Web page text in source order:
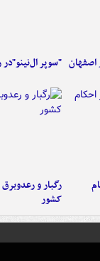
۸ ساله در اصفهان "سوپر
رگبار و
کشور